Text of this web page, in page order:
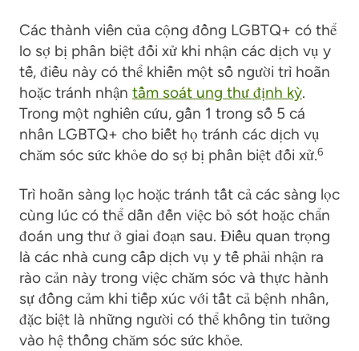
Các thành viên của cộng đồng LGBTQ+ có thể
lo sợ bị phân biệt đối xử khi nhận các dịch vụ y
tế, điều này có thể khiến một số người trì hoãn
hoặc tránh nhận tầm soát ung thư định kỳ.
Trong một nghiên cứu, gần 1 trong số 5 cá
nhân LGBTQ+ cho biết họ tránh các dịch vụ
chăm sóc sức khỏe do sợ bị phân biệt đối xử.6
Trì hoãn sàng lọc hoặc tránh tất cả các sàng lọc
cùng lúc có thể dẫn đến việc bỏ sót hoặc chẩn
đoán ung thư ở giai đoạn sau. Điều quan trọng
là các nhà cung cấp dịch vụ y tế phải nhận ra
rào cản này trong việc chăm sóc và thực hành
sự đồng cảm khi tiếp xúc với tất cả bệnh nhân,
đặc biệt là những người có thể không tin tưởng
vào hệ thống chăm sóc sức khỏe.